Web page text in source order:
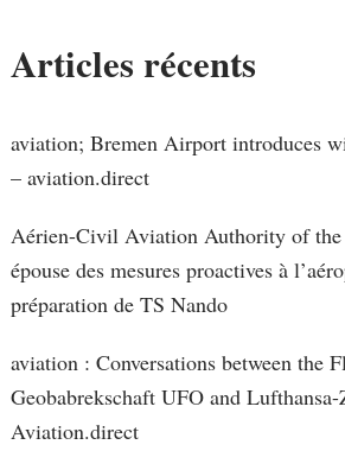
Articles récents
aviation; Bremen Airport introduces
– aviation.direct
Aérien-Civil Aviation Authority of
épouse des mesures proactives à
préparation de TS Nando
aviation : Conversations between the
Geobabrekschaft UFO and
Aviation.direct